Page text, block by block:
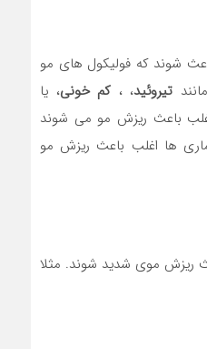
شوند که فولیکول های مو
تیروئید، ، کم خونی، یا
باعث ریزش مو می شوند
ها اغلب باعث ریزش مو
ریزش موی شدید شوند. مثلا